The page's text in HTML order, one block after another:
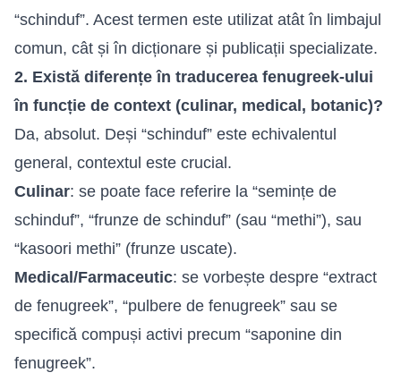
“schinduf”. Acest termen este utilizat atât în limbajul
comun, cât și în dicționare și publicații specializate.
2. Există diferențe în traducerea fenugreek-ului
în funcție de context (culinar, medical, botanic)?
Da, absolut. Deși “schinduf” este echivalentul
general, contextul este crucial.
Culinar: se poate face referire la “semințe de
schinduf”, “frunze de schinduf” (sau “methi”), sau
“kasoori methi” (frunze uscate).
Medical/Farmaceutic: se vorbește despre “extract
de fenugreek”, “pulbere de fenugreek” sau se
specifică compuși activi precum “saponine din
fenugreek”.